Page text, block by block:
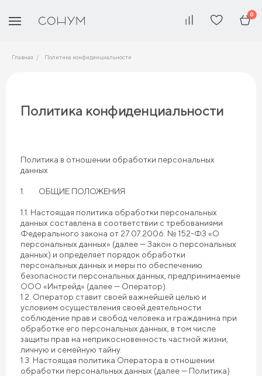
0
Главная Политика конфиденциальности
Политика конфиденциальности
Политика в отношении обработки персональных
данных
1. ОБЩИЕ ПОЛОЖЕНИЯ
1.1. Настоящая политика обработки персональных
данных составлена в соответствии с требованиями
Федерального закона от 27.07.2006. № 152-ФЗ «О
персональных данных» (далее — Закон о персональных
данных) и определяет порядок обработки
персональных данных и меры по обеспечению
безопасности персональных данных, предпринимаемые
ООО «Интрейд» (далее — Оператор).
1.2. Оператор ставит своей важнейшей целью и
условием осуществления своей деятельности
соблюдение прав и свобод человека и гражданина при
обработке его персональных данных, в том числе
защиты прав на неприкосновенность частной жизни,
личную и семейную тайну.
1.3. Настоящая политика Оператора в отношении
обработки персональных данных (далее — Политика)